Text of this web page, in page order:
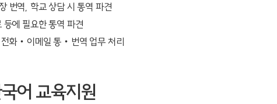
번역, 학교 상담 시 통역 파견
에 필요한 통역 파견
전화‧이메일 통‧번역 업무 처리
어 교육지원